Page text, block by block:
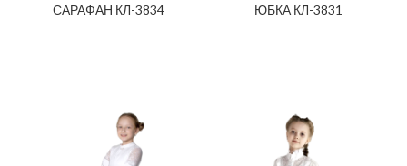
САРАФАН КЛ-3834 ЮБКА КЛ-3831